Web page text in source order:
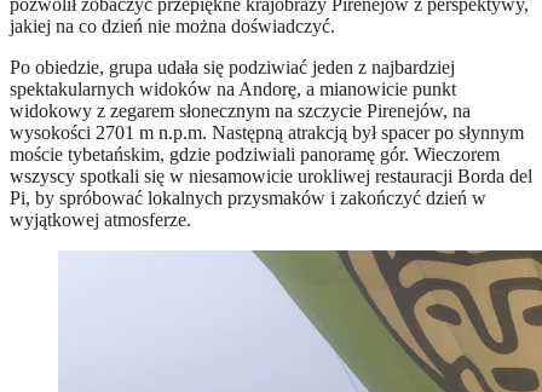
jakiej na co dzień nie można doświadczyć.
Po obiedzie, grupa udała się podziwiać jeden z najbardziej
spektakularnych widoków na Andorę, a mianowicie punkt
widokowy z zegarem słonecznym na szczycie Pirenejów, na
wysokości 2701 m n.p.m. Następną atrakcją był spacer po słynnym
moście tybetańskim, gdzie podziwiali panoramę gór. Wieczorem
wszyscy spotkali się w niesamowicie urokliwej restauracji Borda del
Pi, by spróbować lokalnych przysmaków i zakończyć dzień w
wyjątkowej atmosferze.